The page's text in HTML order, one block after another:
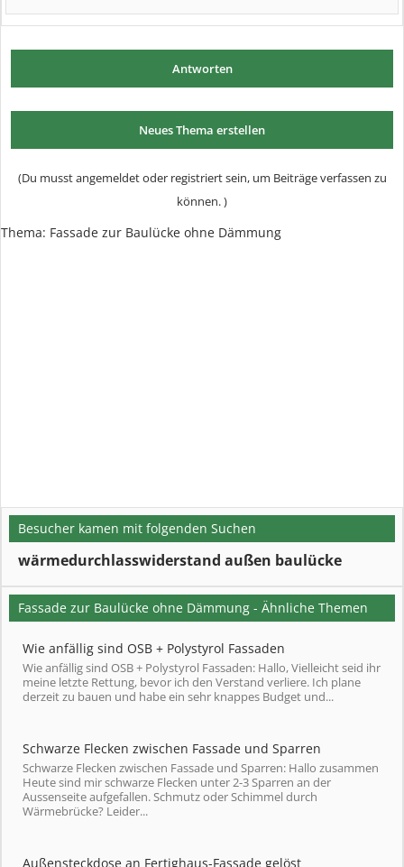
Antworten
Neues Thema erstellen
(Du musst angemeldet oder registriert sein, um Beiträge verfassen zu
können. )
Thema: Fassade zur Baulücke ohne Dämmung
Besucher kamen mit folgenden Suchen
wärmedurchlasswiderstand außen baulücke
Fassade zur Baulücke ohne Dämmung - Ähnliche Themen
Wie anfällig sind OSB + Polystyrol Fassaden
Wie anfällig sind OSB + Polystyrol Fassaden: Hallo, Vielleicht seid ihr
meine letzte Rettung, bevor ich den Verstand verliere. Ich plane
derzeit zu bauen und habe ein sehr knappes Budget und...
Schwarze Flecken zwischen Fassade und Sparren
Schwarze Flecken zwischen Fassade und Sparren: Hallo zusammen
Heute sind mir schwarze Flecken unter 2-3 Sparren an der
Aussenseite aufgefallen. Schmutz oder Schimmel durch
Wärmebrücke? Leider...
Außensteckdose an Fertighaus-Fassade gelöst